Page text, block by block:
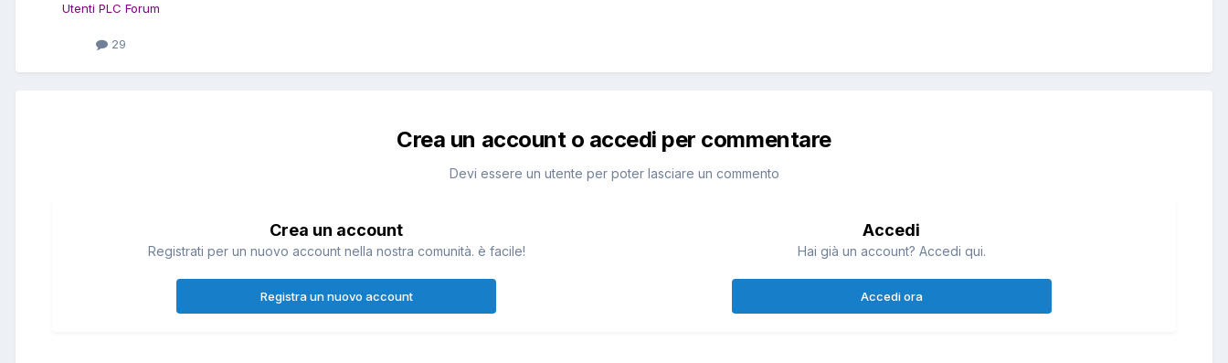
Utenti PLC Forum
29
Crea un account o accedi per commentare
Devi essere un utente per poter lasciare un commento
Crea un account
Registrati per un nuovo account nella nostra comunità. è facile!
Registra un nuovo account
Accedi
Hai già un account? Accedi qui.
Accedi ora